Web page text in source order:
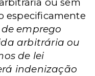
especificamente
emprego
arbitrária ou
de lei
indenização